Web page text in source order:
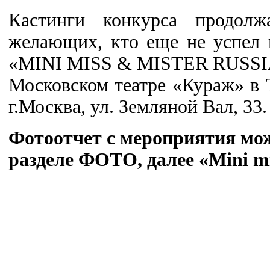
Кастинги конкурса
желающих, кто еще не успел
«MINI MISS & MISTER
Московском театре
г.Москва, ул. Земляной Вал, 33.
Фотоотчет с мероприятия
разделе ФОТО, далее «Mini